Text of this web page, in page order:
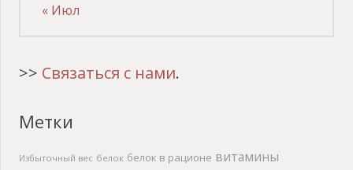
« Июл
>> Связаться с нами.
Метки
Избыточный вес белок белок в рационе витамины